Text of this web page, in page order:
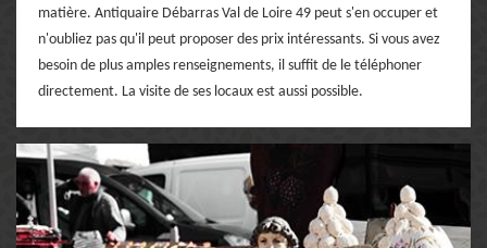
matière. Antiquaire Débarras Val de Loire 49 peut s'en occuper et
n'oubliez pas qu'il peut proposer des prix intéressants. Si vous avez
besoin de plus amples renseignements, il suffit de le téléphoner
directement. La visite de ses locaux est aussi possible.